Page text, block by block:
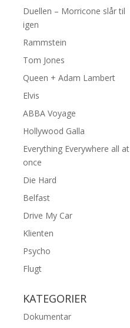
Duellen – Morricone slår til
igen
Rammstein
Tom Jones
Queen + Adam Lambert
Elvis
ABBA Voyage
Hollywood Galla
Everything Everywhere all at
once
Die Hard
Belfast
Drive My Car
Klienten
Psycho
Flugt
KATEGORIER
Dokumentar